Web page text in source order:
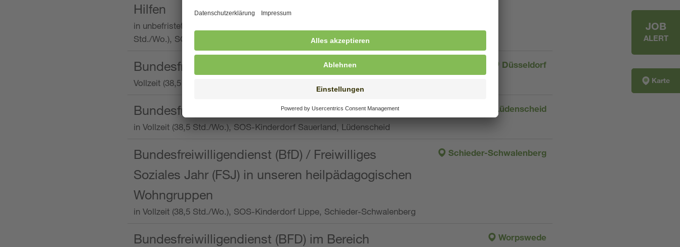
Hilfen
in unbefristeter Anstellung, Vollzeit oder Teilzeit (min. 34 bis max. 38,5
Std./Wo.), SOS-Kinderdorf Oberpfalz, Immenreuth
Bundesfreiwilligendienst
Vollzeit (38,5 Stunden pro Woche), SOS-Kinderdorf Düsseldorf
Düsseldorf
Bundesfreiwilligendienst
in Vollzeit (38,5 Std./Wo.), SOS-Kinderdorf Sauerland, Lüdenscheid
Lüdenscheid
Bundesfreiwilligendienst (BfD) / Freiwilliges
Soziales Jahr (FSJ) in unseren heilpädagogischen
Wohngruppen
in Vollzeit (38,5 Std./Wo.), SOS-Kinderdorf Lippe, Schieder-Schwalenberg
Schieder-Schwalenberg
Bundesfreiwilligendienst (BFD) im Bereich
Worpswede
JOB
ALERT
Karte